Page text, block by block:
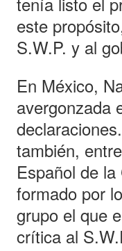
este
S.W.P. y al
En México,
avergonzada
también,
Español de
formado por
grupo el que
crítica al